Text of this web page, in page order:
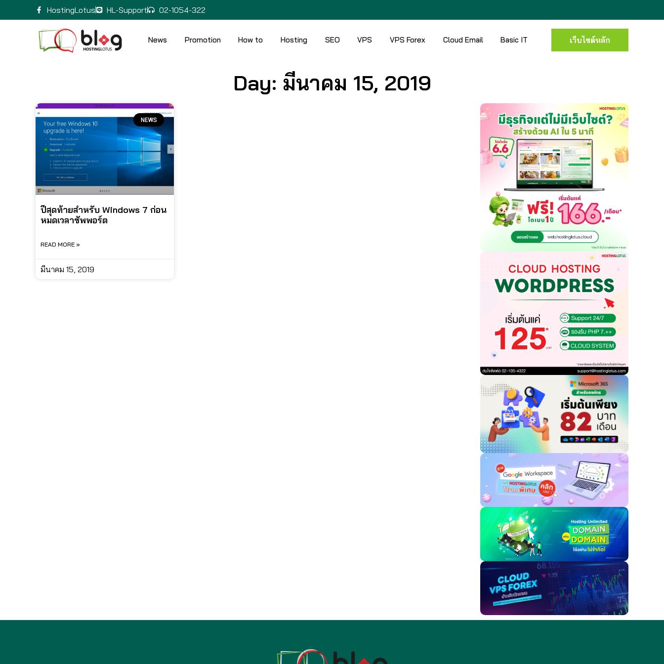
HostingLotus HL-Support 02-1054-322
News Promotion How to Hosting SEO VPS VPS Forex Cloud Email Basic IT เว็บไซต์หลัก
Day: มีนาคม 15, 2019
NEWS
ปีสุดท้ายสำหรับ Windows 7 ก่อน
หมดเวลาซัพพอร์ต
READ MORE »
มีนาคม 15, 2019